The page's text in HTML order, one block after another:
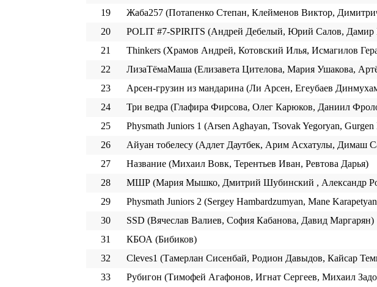
19
Жаба257 (Потапенко Степан, Клейменов Виктор,
20
POLIT #7-SPIRITS (Андрей Дебелый, Юрий Салов, Дамир
21
Thinkers (Храмов Андрей, Котовский Илья, Исмагилов
22
ЛизаТёмаМаша (Елизавета Цителова, Мария Ушакова,
23
Арсен-грузин из мандарина (Ли Арсен, Егеубаев
24
Три ведра (Глафира Фирсова, Олег Карюков, Даниил
25
Physmath Juniors 1 (Arsen Aghayan, Tsovak Yegoryan,
26
Айуан тобелесу (Адлет Даутбек, Арим Асхатулы, Димаш
27
Название (Михаил Вовк, Терентьев Иван, Ревтова Дарья)
28
МШР (Мария Мышко, Дмитрий Шубинский , Александр
29
Physmath Juniors 2 (Sergey Hambardzumyan, Mane
30
SSD (Вячеслав Валиев, София Кабанова, Давид Маргарян)
31
КБОА (Бибиков)
32
Cleves1 (Тамерлан Сисенбай, Родион Давыдов, Кайсар
33
Рубигон (Тимофей Агафонов, Игнат Сергеев, Михаил